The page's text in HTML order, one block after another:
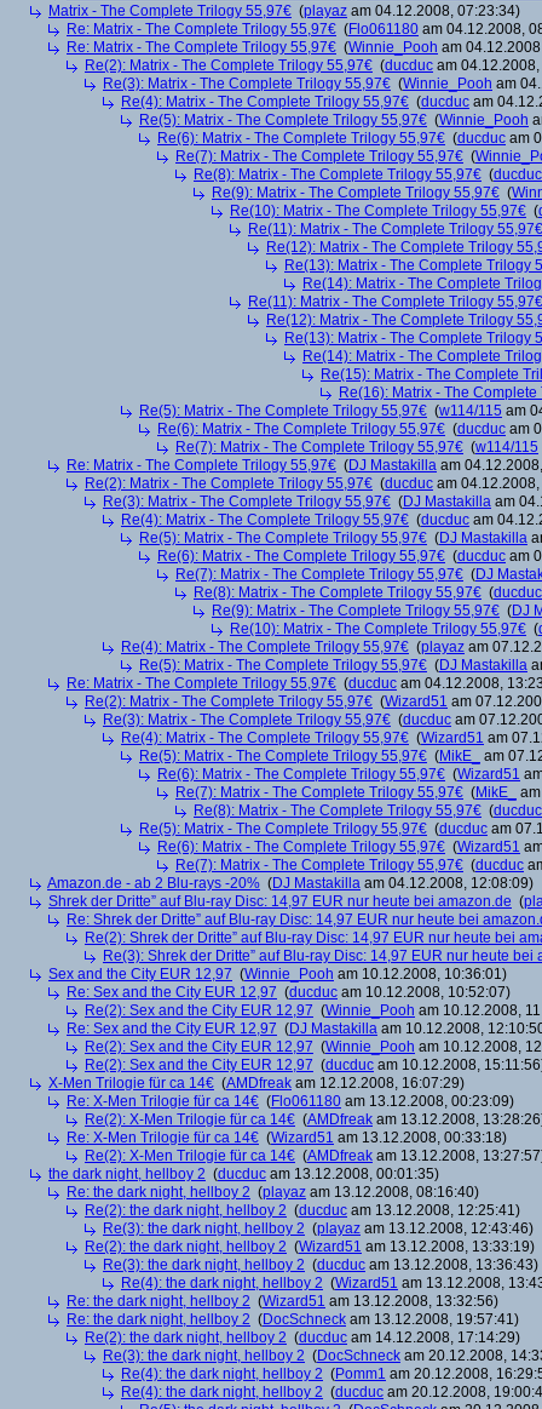
Matrix - The Complete Trilogy 55,97€ (playaz am 04.12.2008, 07:23:34)
Re: Matrix - The Complete Trilogy 55,97€ (Flo061180 am 04.12.2008,
Re: Matrix - The Complete Trilogy 55,97€ (Winnie_Pooh am
Re(2): Matrix - The Complete Trilogy 55,97€ (ducduc am
Re(3): Matrix - The Complete Trilogy 55,97€ (Winnie_Pooh am
Re(4): Matrix - The Complete Trilogy 55,97€ (ducduc am
Re(5): Matrix - The Complete Trilogy 55,97€ (Winnie_Pooh
Re(6): Matrix - The Complete Trilogy 55,97€ (ducduc am
Re(7): Matrix - The Complete Trilogy 55,97€ (
Re(8): Matrix - The Complete Trilogy 55,97€ (ducduc
Re(9): Matrix - The Complete Trilogy 55,97€ (
Re(10): Matrix - The Complete Trilogy 55,97€ (
Re(11): Matrix - The Complete Trilogy 55,97€
Re(12): Matrix - The Complete Trilogy
Re(13): Matrix - The Complete Trilogy
Re(14): Matrix - The Complete
Re(11): Matrix - The Complete Trilogy 55,97€
Re(12): Matrix - The Complete Trilogy
Re(13): Matrix - The Complete Trilogy
Re(14): Matrix - The Complete
Re(15): Matrix - The Complete
Re(16): Matrix - The
Re(5): Matrix - The Complete Trilogy 55,97€ (w114/115 am
Re(6): Matrix - The Complete Trilogy 55,97€ (ducduc am
Re(7): Matrix - The Complete Trilogy 55,97€ (w114/115
Re: Matrix - The Complete Trilogy 55,97€ (DJ Mastakilla am
Re(2): Matrix - The Complete Trilogy 55,97€ (ducduc am
Re(3): Matrix - The Complete Trilogy 55,97€ (DJ Mastakilla am
Re(4): Matrix - The Complete Trilogy 55,97€ (ducduc am
Re(5): Matrix - The Complete Trilogy 55,97€ (DJ Mastakilla
Re(6): Matrix - The Complete Trilogy 55,97€ (ducduc am
Re(7): Matrix - The Complete Trilogy 55,97€ (DJ
Re(8): Matrix - The Complete Trilogy 55,97€ (ducduc
Re(9): Matrix - The Complete Trilogy 55,97€ (DJ
Re(10): Matrix - The Complete Trilogy 55,97€ (
Re(4): Matrix - The Complete Trilogy 55,97€ (playaz am
Re(5): Matrix - The Complete Trilogy 55,97€ (DJ Mastakilla
Re: Matrix - The Complete Trilogy 55,97€ (ducduc am 04.12.2008,
Re(2): Matrix - The Complete Trilogy 55,97€ (Wizard51 am
Re(3): Matrix - The Complete Trilogy 55,97€ (ducduc am
Re(4): Matrix - The Complete Trilogy 55,97€ (Wizard51 am
Re(5): Matrix - The Complete Trilogy 55,97€ (MikE_
am
Re(6): Matrix - The Complete Trilogy 55,97€ (Wizard51
Re(7): Matrix - The Complete Trilogy 55,97€ (MikE_
Re(8): Matrix - The Complete Trilogy 55,97€ (ducduc
Re(5): Matrix - The Complete Trilogy 55,97€ (ducduc am
Re(6): Matrix - The Complete Trilogy 55,97€ (Wizard51
Re(7): Matrix - The Complete Trilogy 55,97€ (ducduc
Amazon.de - ab 2 Blu-rays -20% (DJ Mastakilla am 04.12.2008, 12:08:09)
Shrek der Dritte” auf Blu-ray Disc: 14,97 EUR nur heute bei amazon.de (
Re: Shrek der Dritte” auf Blu-ray Disc: 14,97 EUR nur heute bei
Re(2): Shrek der Dritte” auf Blu-ray Disc: 14,97 EUR nur heute bei
Re(3): Shrek der Dritte” auf Blu-ray Disc: 14,97 EUR nur heute bei
Sex and the City EUR 12,97 (Winnie_Pooh am 10.12.2008, 10:36:01)
Re: Sex and the City EUR 12,97 (ducduc am 10.12.2008, 10:52:07)
Re(2): Sex and the City EUR 12,97 (Winnie_Pooh am 10.12.2008,
Re: Sex and the City EUR 12,97 (DJ Mastakilla am 10.12.2008,
Re(2): Sex and the City EUR 12,97 (Winnie_Pooh am 10.12.2008,
Re(2): Sex and the City EUR 12,97 (ducduc am 10.12.2008,
X-Men Trilogie für ca 14€ (AMDfreak am 12.12.2008, 16:07:29)
Re: X-Men Trilogie für ca 14€ (Flo061180 am 13.12.2008, 00:23:09)
Re(2): X-Men Trilogie für ca 14€ (AMDfreak am 13.12.2008,
Re: X-Men Trilogie für ca 14€ (Wizard51 am 13.12.2008, 00:33:18)
Re(2): X-Men Trilogie für ca 14€ (AMDfreak am 13.12.2008,
the dark night, hellboy 2 (ducduc am 13.12.2008, 00:01:35)
Re: the dark night, hellboy 2 (playaz am 13.12.2008, 08:16:40)
Re(2): the dark night, hellboy 2 (ducduc am 13.12.2008, 12:25:41)
Re(3): the dark night, hellboy 2 (playaz am 13.12.2008, 12:43:46)
Re(2): the dark night, hellboy 2 (Wizard51 am 13.12.2008, 13:33:19)
Re(3): the dark night, hellboy 2 (ducduc am 13.12.2008, 13:36:43)
Re(4): the dark night, hellboy 2 (Wizard51 am 13.12.2008,
Re: the dark night, hellboy 2 (Wizard51 am 13.12.2008, 13:32:56)
Re: the dark night, hellboy 2 (DocSchneck am 13.12.2008, 19:57:41)
Re(2): the dark night, hellboy 2 (ducduc am 14.12.2008, 17:14:29)
Re(3): the dark night, hellboy 2 (DocSchneck am 20.12.2008,
Re(4): the dark night, hellboy 2 (Pomm1 am 20.12.2008,
Re(4): the dark night, hellboy 2 (ducduc am 20.12.2008,